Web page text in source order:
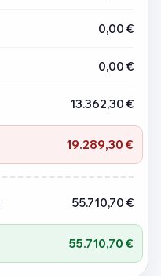
0,00 €
0,00 €
13.362,30 €
19.289,30 €
55.710,70 €
55.710,70 €